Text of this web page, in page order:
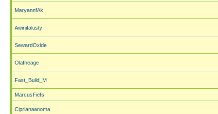
MaryannfAk
Awinitalusty
SewardOxide
Olafneage
Fast_Build_M
MarcusFiefs
Ciprianaanoma